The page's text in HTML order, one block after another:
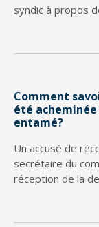
syndic à propos
Comment
été
entamé?
Un accusé de
secrétaire du
réception de la